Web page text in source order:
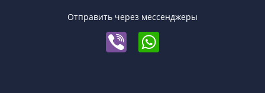
Отправить через мессенджеры